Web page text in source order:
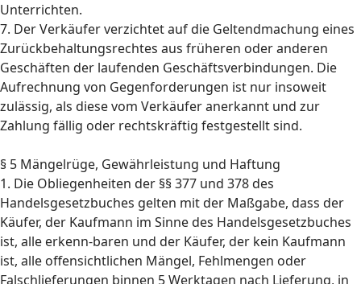
Unterrichten.
7. Der Verkäufer verzichtet auf die Geltendmachung eines
Zurückbehaltungsrechtes aus früheren oder anderen
Geschäften der laufenden Geschäftsverbindungen. Die
Aufrechnung von Gegenforderungen ist nur insoweit
zulässig, als diese vom Verkäufer anerkannt und zur
Zahlung fällig oder rechtskräftig festgestellt sind.
§ 5 Mängelrüge, Gewährleistung und Haftung
1. Die Obliegenheiten der §§ 377 und 378 des
Handelsgesetzbuches gelten mit der Maßgabe, dass der
Käufer, der Kaufmann im Sinne des Handelsgesetzbuches
ist, alle erkenn-baren und der Käufer, der kein Kaufmann
ist, alle offensichtlichen Mängel, Fehlmengen oder
Falschlieferungen binnen 5 Werktagen nach Lieferung, in